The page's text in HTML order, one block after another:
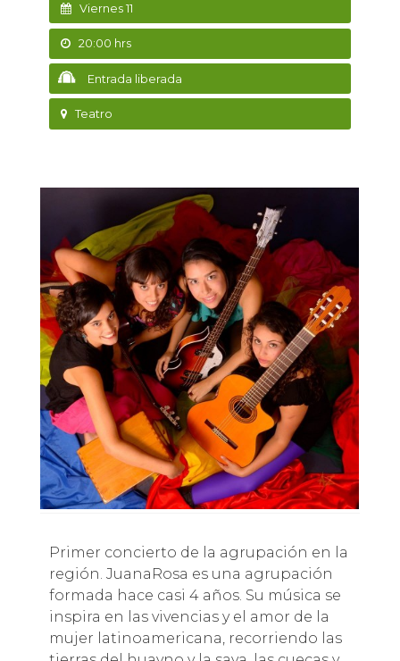
Viernes 11
20:00 hrs
Entrada liberada
Teatro
Primer concierto de la agrupación en la
región. JuanaRosa es una agrupación
formada hace casi 4 años. Su música se
inspira en las vivencias y el amor de la
mujer latinoamericana, recorriendo las